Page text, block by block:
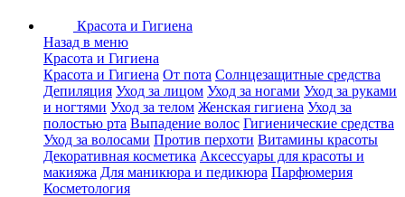
Красота и Гигиена
Назад в меню
Красота и Гигиена
Красота и Гигиена От пота Солнцезащитные средства
Депиляция Уход за лицом Уход за ногами Уход за руками
и ногтями Уход за телом Женская гигиена Уход за
полостью рта Выпадение волос Гигиенические средства
Уход за волосами Против перхоти Витамины красоты
Декоративная косметика Аксессуары для красоты и
макияжа Для маникюра и педикюра Парфюмерия
Косметология